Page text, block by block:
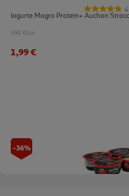
Iogurte Magro Protein+ Auchan
3.98 €/un
1,99 €
-36%